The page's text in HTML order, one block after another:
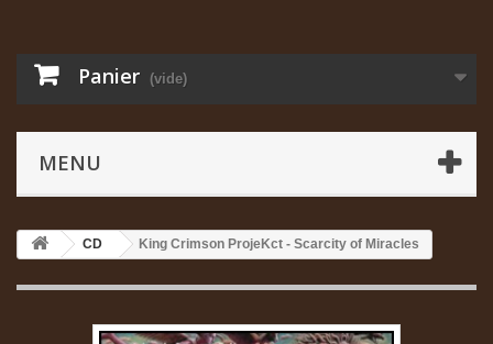
Panier (vide)
MENU
CD King Crimson ProjeKct - Scarcity of Miracles